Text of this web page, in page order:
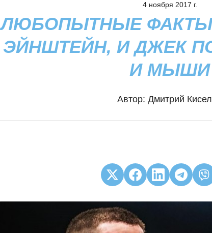
4 ноября 2017 г.
ЛЮБОПЫТНЫЕ
ЭЙНШТЕЙН, И ДЖЕК
И МЫШИ
Автор: Дмитрий